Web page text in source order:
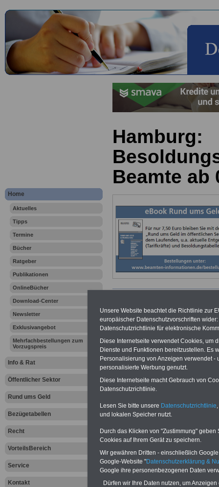
Home
Aktuelles
Tipps
Termine
Bücher
Ratgeber
Publikationen
OnlineBücher
Download-Center
Newsletter
Exklusivangebot
Mehrfachbestellungen zum
Vorzugspreis
Info & Rat
Öffentlicher Sektor
Rund ums Geld
Bezügetabellen
Recht
VorteilsBereich
Service
Kontakt
Hamburg:
Beamte ab
Januar
Die Besoldung
danach
Wesentliche
eine
Hamburg hat
Unsere Website beachtet die Richtlinie zur
europäischer Datenschutzvorschriften
Datenschutzrichtlinie für elektronische
Diese Internetseite verwendet Cookies, um
Dienste und Funktionen bereitzustellen. Es
Personalisierung von Anzeigen verwendet
personalisierte Werbung genutzt.
Diese Internetseite macht Gebrauch von
Datenschutzrichtlinie.
Lesen Sie bitte unsere Datenschutzrichtlinie
und lokalen Speicher nutzt.
Durch das Klicken von "Zustimmung"
Cookies auf Ihrem Gerät zu speichern.
Wir gewähren Dritten - einschließlich
Google-Website "Datenschutzerklärung &
Google ihre personenbezogenen Daten
Dürfen wir Ihre Daten nutzen, um